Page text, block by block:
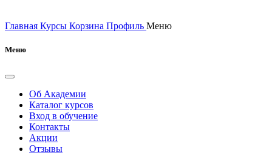
Главная Курсы Корзина Профиль Меню
Меню
Об Академии
Каталог курсов
Вход в обучение
Контакты
Акции
Отзывы